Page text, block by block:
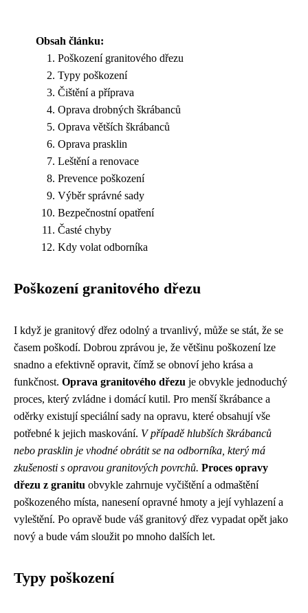
Obsah článku:
Poškození granitového dřezu
Typy poškození
Čištění a příprava
Oprava drobných škrábanců
Oprava větších škrábanců
Oprava prasklin
Leštění a renovace
Prevence poškození
Výběr správné sady
Bezpečnostní opatření
Časté chyby
Kdy volat odborníka
Poškození granitového dřezu
I když je granitový dřez odolný a trvanlivý, může se stát, že se
časem poškodí. Dobrou zprávou je, že většinu poškození lze
snadno a efektivně opravit, čímž se obnoví jeho krása a
funkčnost. Oprava granitového dřezu je obvykle jednoduchý
proces, který zvládne i domácí kutil. Pro menší škrábance a
oděrky existují speciální sady na opravu, které obsahují vše
potřebné k jejich maskování. V případě hlubších škrábanců
nebo prasklin je vhodné obrátit se na odborníka, který má
zkušenosti s opravou granitových povrchů. Proces opravy
dřezu z granitu obvykle zahrnuje vyčištění a odmaštění
poškozeného místa, nanesení opravné hmoty a její vyhlazení a
vyleštění. Po opravě bude váš granitový dřez vypadat opět jako
nový a bude vám sloužit po mnoho dalších let.
Typy poškození